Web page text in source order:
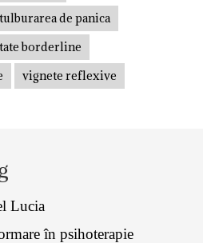
tulburarea de panica
borderline
vignete reflexive
Lucia
în psihoterapie